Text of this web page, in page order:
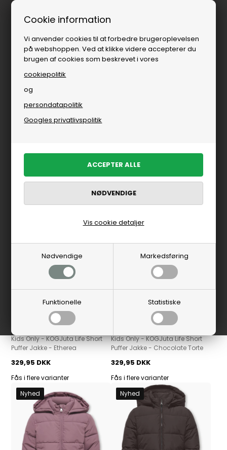
Cookie information
Vi anvender cookies til at forbedre brugeroplevelsen
på webshoppen. Ved at klikke videre accepterer du
brugen af cookies som beskrevet i vores
cookiepolitik
og
persondatapolitik
Googles privatlivspolitik
Nødvendige Markedsføring
Funktionelle Statistiske
Vis cookie detaljer
Børn»
FILTRER PRODUKTER
Kids Only
Kids Only - KOGJuta Life Short
Puffer Jakke - Etherea
329,95 DKK
Fås i flere varianter
Kids Only - KOGJuta Life Short
Puffer Jakke - Chocolate Torte
329,95 DKK
Fås i flere varianter
Nyhed
Nyhed